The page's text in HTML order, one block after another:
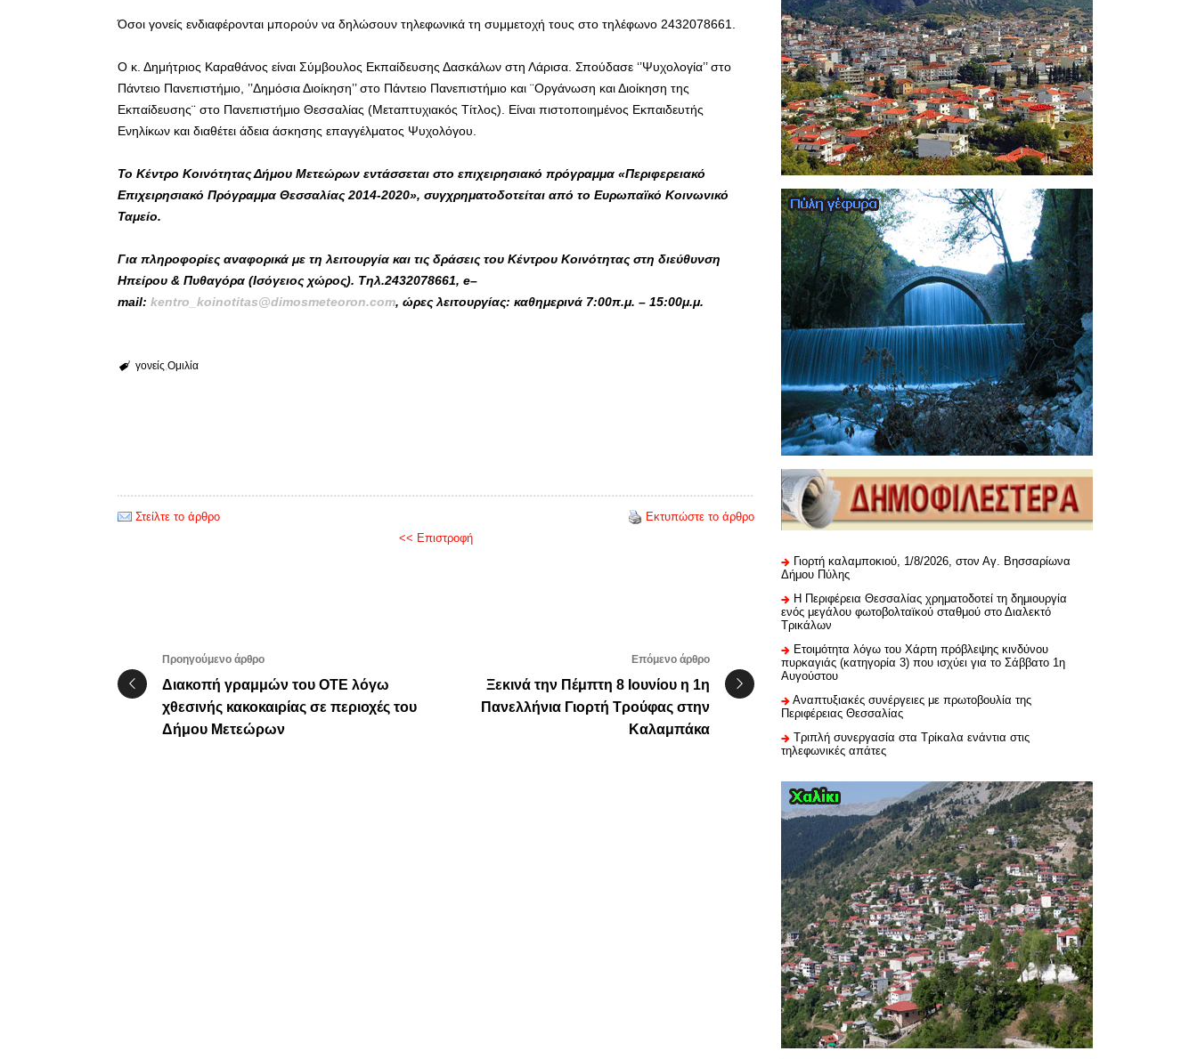
Όσοι γονείς ενδιαφέρονται μπορούν να δηλώσουν τηλεφωνικά τη συμμετοχή τους στο τηλέφωνο 2432078661.
Ο κ. Δημήτριος Καραθάνος είναι Σύμβουλος Εκπαίδευσης Δασκάλων στη Λάρισα. Σπούδασε ‘’Ψυχολογία’’ στο
Πάντειο Πανεπιστήμιο, ’’Δημόσια Διοίκηση’’ στο Πάντειο Πανεπιστήμιο και ¨Οργάνωση και Διοίκηση της
Εκπαίδευσης¨ στο Πανεπιστήμιο Θεσσαλίας (Μεταπτυχιακός Τίτλος). Είναι πιστοποιημένος Εκπαιδευτής
Ενηλίκων και διαθέτει άδεια άσκησης επαγγέλματος Ψυχολόγου.
Το Κέντρο Κοινότητας Δήμου Μετεώρων εντάσσεται στο επιχειρησιακό πρόγραμμα «Περιφερειακό
Επιχειρησιακό Πρόγραμμα Θεσσαλίας 2014-2020», συγχρηματοδοτείται από το Ευρωπαϊκό Κοινωνικό
Ταμείο.
Για πληροφορίες αναφορικά με τη λειτουργία και τις δράσεις του Κέντρου Κοινότητας στη διεύθυνση
Ηπείρου & Πυθαγόρα (Ισόγειος χώρος). Τηλ.2432078661, e–
mail: kentro koinotitas@dimosmeteoron.com, ώρες λειτουργίας: καθημερινά 7:00π.μ. – 15:00μ.μ.
γονείς Ομιλία
Στείλτε το άρθρο
Εκτυπώστε το άρθρο
<< Επιστροφή
Προηγούμενο άρθρο
Διακοπή γραμμών του ΟΤΕ λόγω
χθεσινής κακοκαιρίας σε περιοχές του
Δήμου Μετεώρων
Επόμενο άρθρο
Ξεκινά την Πέμπτη 8 Ιουνίου η 1η
Πανελλήνια Γιορτή Τρούφας στην
Καλαμπάκα
Γιορτή καλαμποκιού, 1/8/2026, στον Αγ. Βησσαρίωνα
Δήμου Πύλης
H Περιφέρεια Θεσσαλίας χρηματοδοτεί τη δημιουργία
ενός μεγάλου φωτοβολταϊκού σταθμού στο Διαλεκτό
Τρικάλων
Ετοιμότητα λόγω του Χάρτη πρόβλεψης κινδύνου
πυρκαγιάς (κατηγορία 3) που ισχύει για το Σάββατο 1η
Αυγούστου
Αναπτυξιακές συνέργειες με πρωτοβουλία της
Περιφέρειας Θεσσαλίας
Τριπλή συνεργασία στα Τρίκαλα ενάντια στις
τηλεφωνικές απάτες